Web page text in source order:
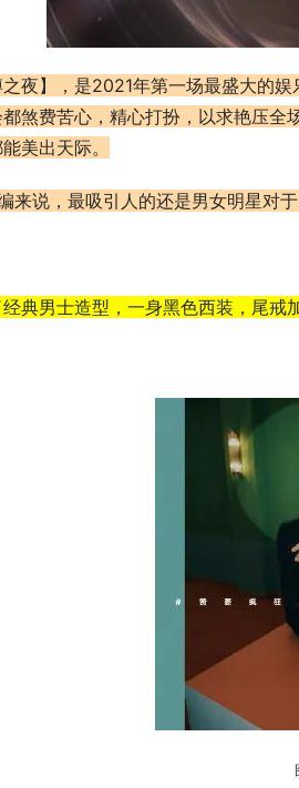
夜】，是2021年第一场最盛大的
煞费苦心，精心打扮，以求艳压
美出天际。
来说，最吸引人的还是男女明星对
典男士造型，一身黑色西装，尾戒